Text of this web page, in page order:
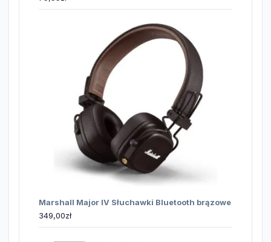
Marshall Major IV Słuchawki Bluetooth brązowe
349,00zł